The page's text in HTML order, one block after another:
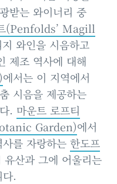
받는 와이너리 중
(Penfolds’ Magill
와인을 시음하고
제조 역사에 대해
에서는 이 지역에서
시음을 제공하는
. 마운트 로프티
Garden)에서
를 자랑하는 한도프
유산과 그에 어울리는
.